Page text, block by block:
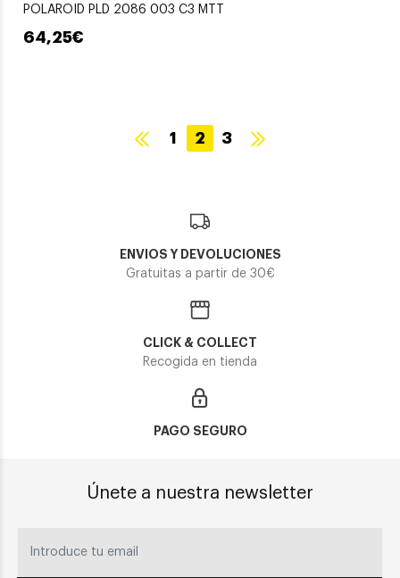
POLAROID PLD 2086 003 C3 MTT
64,25€
1 2 3
ENVIOS Y DEVOLUCIONES
Gratuitas a partir de 30€
CLICK & COLLECT
Recogida en tienda
PAGO SEGURO
Únete a nuestra newsletter